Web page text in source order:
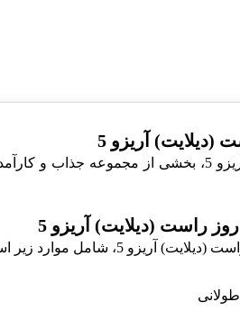
آریزو 5
راست (دیلایت) آریزو 5
5، شامل موارد زیر است: